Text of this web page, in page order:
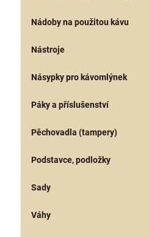
Nádoby na použitou kávu
Nástroje
Násypky pro kávomlýnek
Páky a příslušenství
Pěchovadla (tampery)
Podstavce, podložky
Sady
Váhy